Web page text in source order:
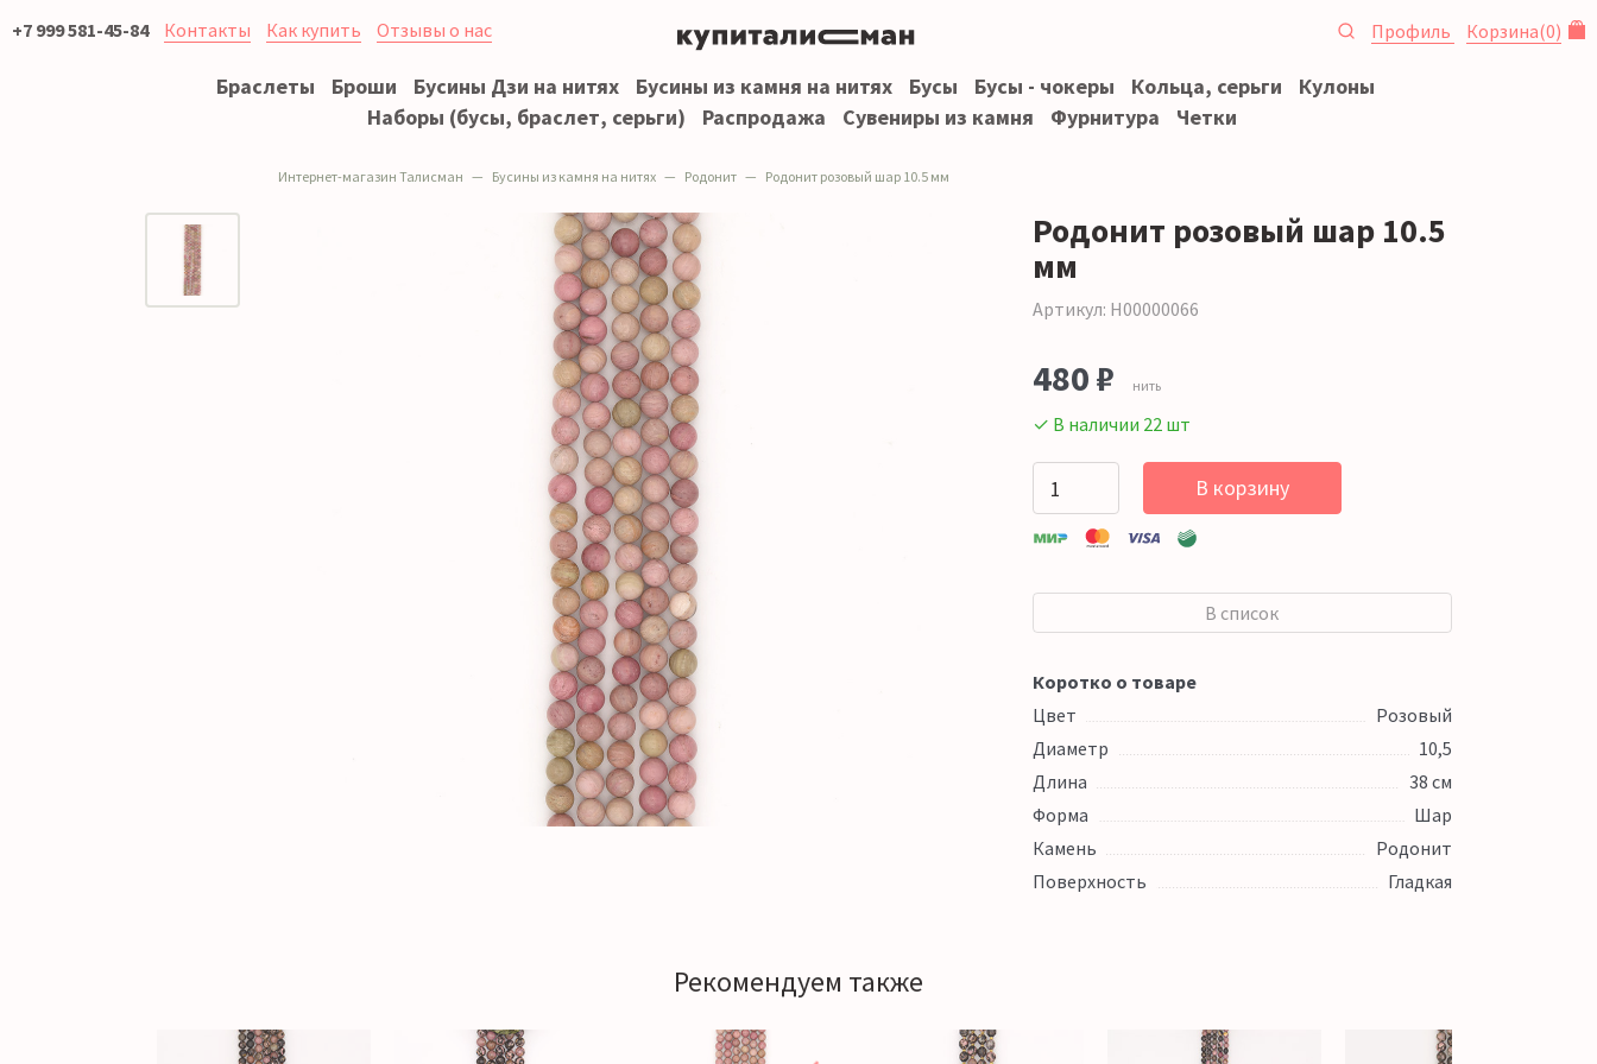
+7 999 581-45-84 Контакты Как купить Отзывы о нас Профиль Корзина(0)
Браслеты Броши Бусины Дзи на нитях Бусины из камня на нитях Бусы Бусы - чокеры Кольца, серьги
Кулоны
Наборы (бусы, браслет, серьги)
Распродажа Сувениры из камня Фурнитура Четки
Интернет-магазин Талисман Бусины из камня на нитях Родонит Родонит розовый шар 10.5 мм
Родонит розовый шар 10.5
мм
Артикул: Н00000066
480 ₽ нить
✓ В наличии 22 шт
В корзину
В список
Коротко о товаре
Цвет
Розовый
Диаметр
10,5
Длина
38 см
Форма
Шар
Камень
Родонит
Поверхность
Гладкая
Рекомендуем также